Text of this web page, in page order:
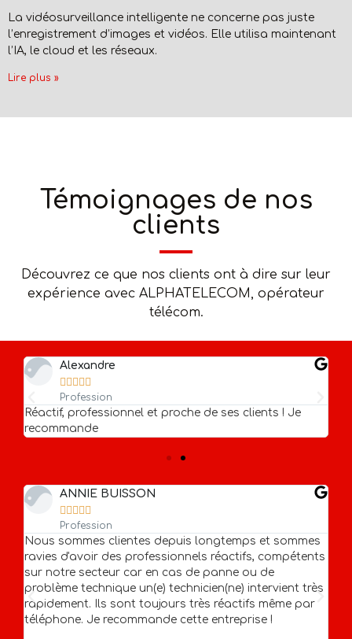
La vidéosurveillance intelligente ne concerne pas juste
l’enregistrement d’images et vidéos. Elle utilisa maintenant
l’IA, le cloud et les réseaux.
Lire plus »
Témoignages de nos
clients
Découvrez ce que nos clients ont à dire sur leur
expérience avec ALPHATELECOM, opérateur
télécom.
Alexandre
    
Profession
Réactif, professionnel et proche de ses clients ! Je
recommande
ANNIE BUISSON
    
Profession
Nous sommes clientes depuis longtemps et sommes
ravies d'avoir des professionnels réactifs, compétents
sur notre secteur car en cas de panne ou de
problème technique un(e) technicien(ne) intervient très
rapidement. Ils sont toujours très réactifs même par
téléphone. Je recommande cette entreprise !